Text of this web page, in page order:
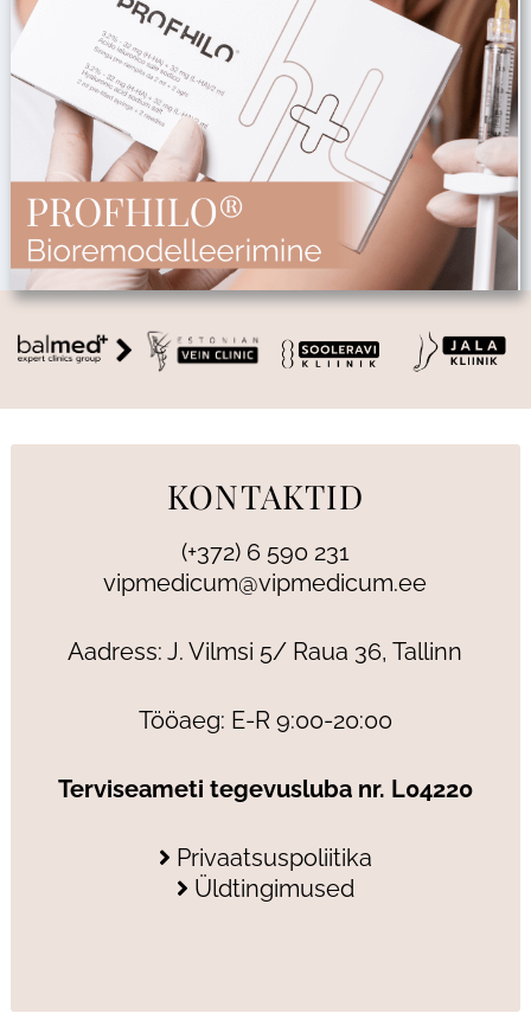
KONTAKTID
(+372) 6 590 231
vipmedicum@vipmedicum.ee
Aadress: J. Vilmsi 5/ Raua 36, Tallinn
Tööaeg: E-R 9:00-20:00
Terviseameti tegevusluba nr. L04220
Privaatsuspoliitika
Üldtingimused